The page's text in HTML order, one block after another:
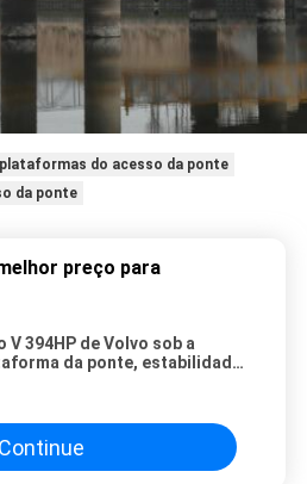
do acesso da ponte
da ponte
preço para
V 394HP de Volvo sob a
da ponte, estabilidade
Continue